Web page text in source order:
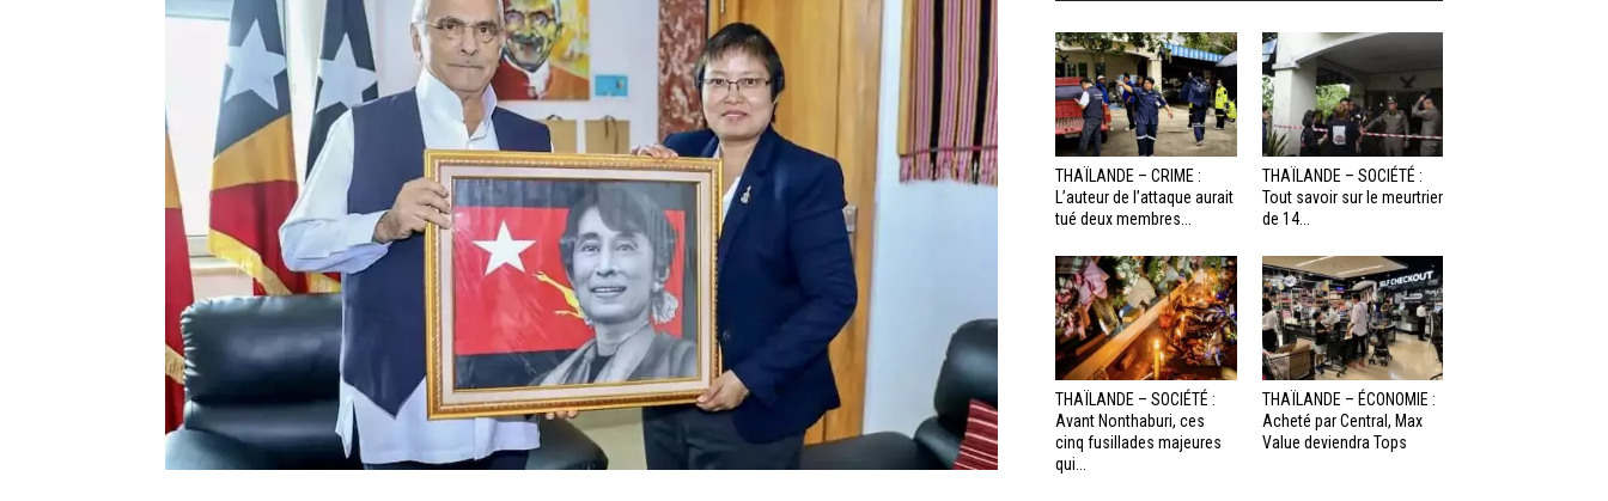
THAÏLANDE – CRIME :
L’auteur de l’attaque aurait
tué deux membres...
THAÏLANDE – SOCIÉTÉ :
Tout savoir sur le meurtrier
de 14...
THAÏLANDE – SOCIÉTÉ :
Avant Nonthaburi, ces
cinq fusillades majeures
qui...
THAÏLANDE – ÉCONOMIE :
Acheté par Central, Max
Value deviendra Tops